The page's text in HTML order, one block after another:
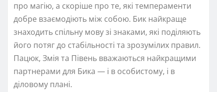
про магію, а скоріше про те, які темпераменти
добре взаємодіють між собою. Бик найкраще
знаходить спільну мову зі знаками, які поділяють
його потяг до стабільності та зрозумілих правил.
Пацюк, Змія та Півень вважаються найкращими
партнерами для Бика — і в особистому, і в
діловому плані.